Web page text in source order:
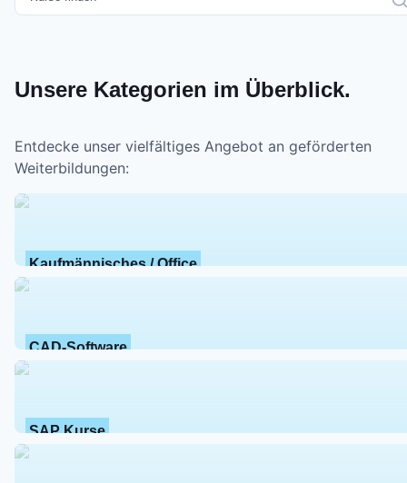
Unsere Kategorien im Überblick.
Entdecke unser vielfältiges Angebot an geförderten
Weiterbildungen:
Kaufmännisches / Office
CAD-Software
SAP Kurse